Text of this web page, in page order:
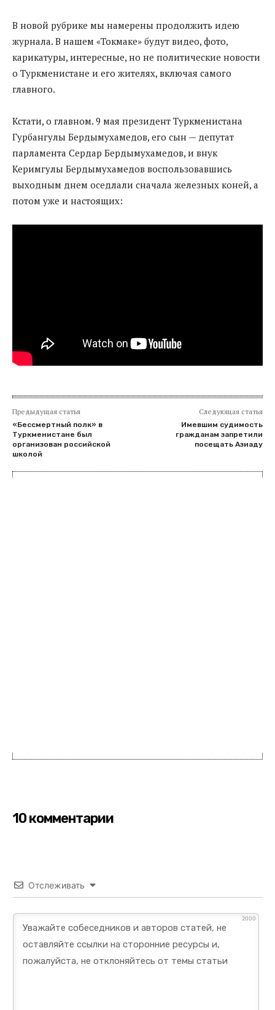
В новой рубрике мы намерены продолжить идею
журнала. В нашем «Токмаке» будут видео, фото,
карикатуры, интересные, но не политические новости
о Туркменистане и его жителях, включая самого
главного.
Кстати, о главном. 9 мая президент Туркменистана
Гурбангулы Бердымухамедов, его сын — депутат
парламента Сердар Бердымухамедов, и внук
Керимгулы Бердымухамедов воспользовавшись
выходным днем оседлали сначала железных коней, а
потом уже и настоящих:
Предыдущая статья
«Бессмертный полк» в
Туркменистане был
организован российской
школой
Следующая статья
Имевшим судимость
гражданам запретили
посещать Азиаду
10 комментарии
Отслеживать
2000